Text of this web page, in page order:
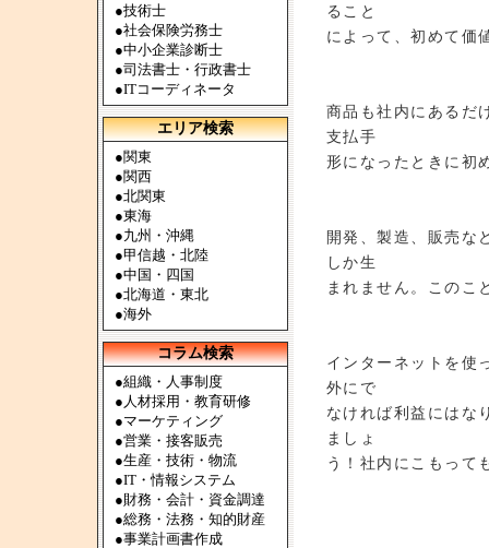
●技術士
●社会保険労務士
●中小企業診断士
●司法書士・行政書士
●ITコーディネータ
エリア検索
●関東
●関西
●北関東
●東海
●九州・沖縄
●甲信越・北陸
●中国・四国
●北海道・東北
●海外
コラム検索
●組織・人事制度
●人材採用・教育研修
●マーケティング
●営業・接客販売
●生産・技術・物流
●IT・情報システム
●財務・会計・資金調達
●総務・法務・知的財産
●事業計画書作成
ること
によって、初めて価
商品も社内にあるだ
支払手
形になったときに初
開発、製造、販売な
しか生
まれません。このこ
インターネットを使
外にで
なければ利益にはな
ましょ
う！社内にこもって